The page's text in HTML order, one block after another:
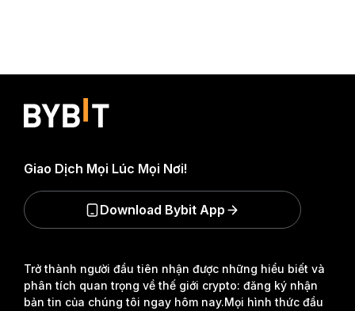
Trở thành người đầu tiên nhận được những hiểu biết và
phân tích quan trọng về thế giới crypto: đăng ký nhận
bản tin của chúng tôi ngay hôm nay.Mọi hình thức đầu
Giao Dịch Mọi Lúc Mọi Nơi!
Download Bybit App